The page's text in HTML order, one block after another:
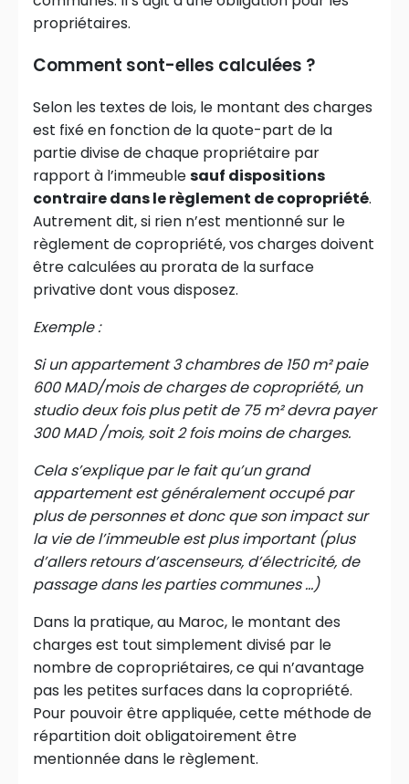
propriétaires.
Comment sont-elles calculées ?
Selon les textes de lois, le montant des charges
est fixé en fonction de la quote-part de la
partie divise de chaque propriétaire par
rapport à l’immeublesauf dispositions
contraire dans le règlement de copropriété.
Autrement dit, si rien n’est mentionné sur le
règlement de copropriété, vos charges doivent
être calculées au prorata de la surface
privative dont vous disposez.
Exemple :
Si un appartement 3 chambres de 150 m² paie
600 MAD/mois de charges de copropriété, un
studio deux fois plus petit de 75 m² devra payer
300 MAD /mois, soit 2 fois moins de charges.
Cela s’explique par le fait qu’un grand
appartement est généralement occupé par
plus de personnes et donc que son impact sur
la vie de l’immeuble est plus important (plus
d’allers retours d’ascenseurs, d’électricité, de
passage dans les parties communes …)
Dans la pratique, au Maroc, le montant des
charges est tout simplement divisé par le
nombre de copropriétaires, ce qui n’avantage
pas les petites surfaces dans la copropriété.
Pour pouvoir être appliquée, cette méthode de
répartition doit obligatoirement être
mentionnée dans le règlement.